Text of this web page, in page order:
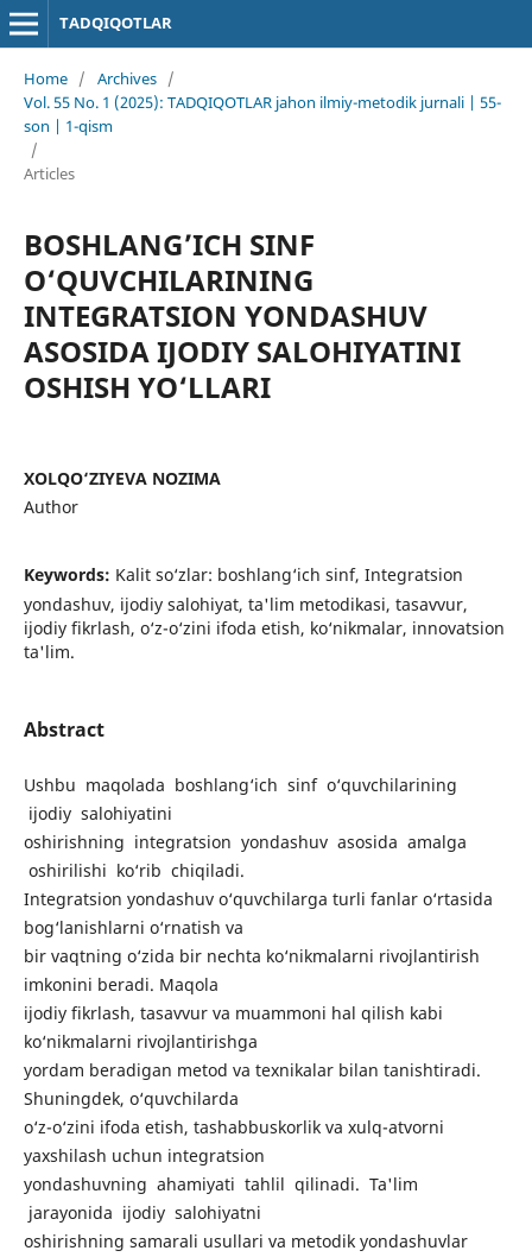
TADQIQOTLAR
Home / Archives /
Vol. 55 No. 1 (2025): TADQIQOTLAR jahon ilmiy-metodik jurnali | 55-
son | 1-qism
/
Articles
BOSHLANG’ICH SINF
O‘QUVCHILARINING
INTEGRATSION YONDASHUV
ASOSIDA IJODIY SALOHIYATINI
OSHISH YO‘LLARI
XOLQO‘ZIYEVA NOZIMA
Author
Keywords: Kalit so‘zlar: boshlang‘ich sinf, Integratsion
yondashuv, ijodiy salohiyat, ta'lim metodikasi, tasavvur,
ijodiy fikrlash, o‘z-o‘zini ifoda etish, ko‘nikmalar, innovatsion
ta'lim.
Abstract
Ushbu maqolada boshlang‘ich sinf o‘quvchilarining
ijodiy salohiyatini
oshirishning integratsion yondashuv asosida amalga
oshirilishi ko‘rib chiqiladi.
Integratsion yondashuv o‘quvchilarga turli fanlar o‘rtasida
bog‘lanishlarni o‘rnatish va
bir vaqtning o‘zida bir nechta ko‘nikmalarni rivojlantirish
imkonini beradi. Maqola
ijodiy fikrlash, tasavvur va muammoni hal qilish kabi
ko‘nikmalarni rivojlantirishga
yordam beradigan metod va texnikalar bilan tanishtiradi.
Shuningdek, o‘quvchilarda
o‘z-o‘zini ifoda etish, tashabbuskorlik va xulq-atvorni
yaxshilash uchun integratsion
yondashuvning ahamiyati tahlil qilinadi. Ta'lim
jarayonida ijodiy salohiyatni
oshirishning samarali usullari va metodik yondashuvlar